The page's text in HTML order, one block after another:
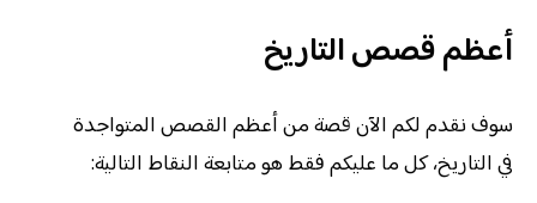
أعظم قصص التاريخ
سوف نقدم لكم الآن قصة من أعظم القصص المتواجدة
في التاريخ، كل ما عليكم فقط هو متابعة النقاط التالية: